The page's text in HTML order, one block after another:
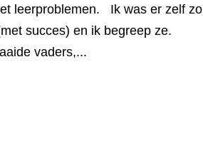
leerproblemen. Ik was er zelf zo
succes) en ik begreep ze.
vaders,...